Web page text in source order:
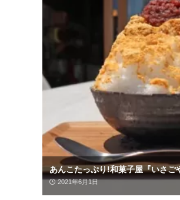
あんこたっぷり!和菓子屋『いさご
2021年6月1日